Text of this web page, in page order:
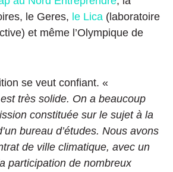
le Geres, le Lica (laboratoire
et même l’Olympique de
se veut confiant. «
très solide. On a beaucoup
constituée sur le sujet à la
bureau d’études. Nous avons
de ville climatique, avec un
participation de nombreux